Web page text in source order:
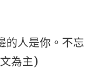
的人是你。不忘
為主)